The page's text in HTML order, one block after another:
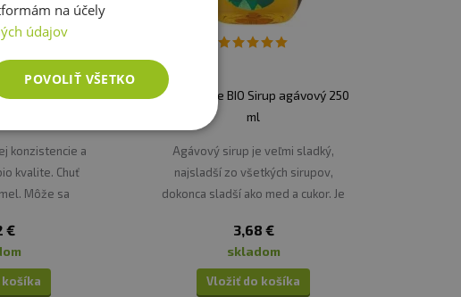
kokosový
konzistencie a
kvalite. Chuť
Môže sa
a nápojov v
kuchyni.
€
Country life BIO Sirup agávový 250
ml
Agávový sirup je veľmi sladký,
najsladší zo všetkých sirupov,
dokonca sladší ako med a cukor. Je
kuchyne.
3,68 €
skladom
Vložiť do košíka
na účely
údajov
POVOLIŤ VŠETKO